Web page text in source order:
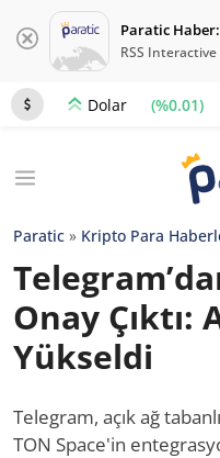
Paratic
RSS Interactive
Dolar (%0.01)
Paratic » Kripto Para
Onay Çıktı:
Yükseldi
Telegram, açık ağ
TON Space'in